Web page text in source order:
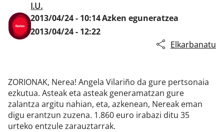
I.U.
2013/04/24 - 10:14Azken eguneratzea
2013/04/24 - 12:22
Elkarbanatu
ZORIONAK, Nerea! Angela Vilariño da gure pertsonaia
ezkutua. Asteak eta asteak generamatzan gure
zalantza argitu nahian, eta, azkenean, Nereak eman
digu erantzun zuzena. 1.860 euro irabazi ditu 35
urteko entzule zarauztarrak.